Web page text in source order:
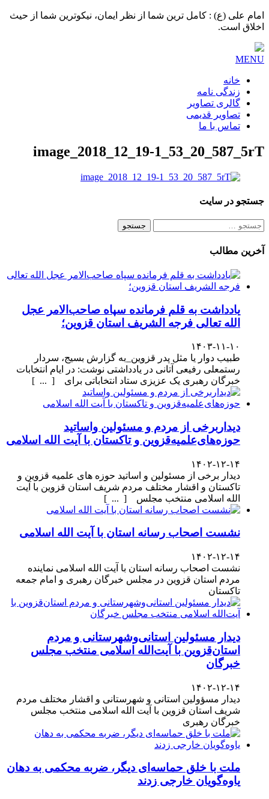
امام علی (ع) : کامل ترین شما از نظر ایمان، نیکوترین شما از حیث
اخلاق است.
MENU
خانه
زندگی نامه
گالری تصاویر
تصاویر قدیمی
تماس با ما
image_2018_12_19-1_53_20_587_5rT
جستجو در سایت
جستجو
آخرین مطالب
یادداشت به قلم فرمانده سپاه صاحب‌الامر عجل
الله تعالی فرجه الشریف استان قزوین؛
۱۴۰۳-۱۱-۱۰
طبیب دوار یا مثل پدر قزوین_به گزارش بسیج، سردار
رستمعلی رفیعی آتانی در یادداشتی نوشت: در ایام انتخابات
خبرگان رهبری یک عزیزی ستاد انتخاباتی برای [ ... ]
دیداربرخی از مردم و مسئولین واساتید
حوزه‌های‌علمیه‌قزوین و تاکستان با آیت الله اسلامی
۱۴۰۲-۱۲-۱۴
دیدار برخی از مسئولین و اساتید حوزه های علمیه قزوین و
تاکستان و اقشار مختلف مردم شریف استان قزوین با آیت
الله اسلامی منتخب مجلس [ ... ]
نشست اصحاب رسانه استان با آیت الله اسلامی
۱۴۰۲-۱۲-۱۴
نشست اصحاب رسانه استان با آیت الله اسلامی نماینده
مردم استان قزوین در مجلس خبرگان رهبری و امام جمعه
تاکستان
دیدار مسئولین استانی‌وشهرستانی و مردم‌
استان‌قزوین با آیت‌الله‌ اسلامی منتخب مجلس‌
خبرگان
۱۴۰۲-۱۲-۱۴
دیدار مسؤولین استانی و شهرستانی و اقشار مختلف مردم
شریف استان قزوین با آیت الله اسلامی منتخب مجلس
خبرگان رهبری
ملت با خلق حماسه‌ای دیگر، ضربه محکمی به دهان
یاوه‌گویان خارجی زدند